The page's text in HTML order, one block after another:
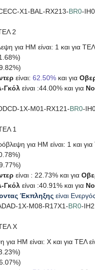
X1-BAL-RX213-BR0-
2
για HΜ είναι: 1 και για ΤΕΛ
είναι: 62.50% και για
Γκόλ είναι :44.00% και για
1X-M01-RX121-BR0-
1
για HΜ είναι: 1 και για
είναι : 22.73% και για
Γκόλ είναι :40.91% και για
Έκπληξης είναι
1X-M08-R17X1-BR0-
X
HΜ είναι: X και για ΤΕΛ